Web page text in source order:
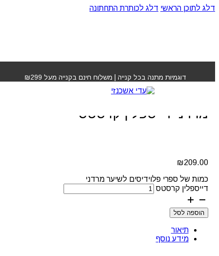
דלג לתוכן הראשי דלג לכותרת התחתונה
דוגמיות מתנה בכל קנייה | משלוח חינם בקנייה מעל ₪299קרסטס
ספרי פלוידיסים לשיער
מרדני דייספלין קרסטס
₪209.00
כמות של ספרי פלוידיסים לשיער מרדני
דייספלין קרסטס
הוספה לסל
תיאור
מידע נוסף